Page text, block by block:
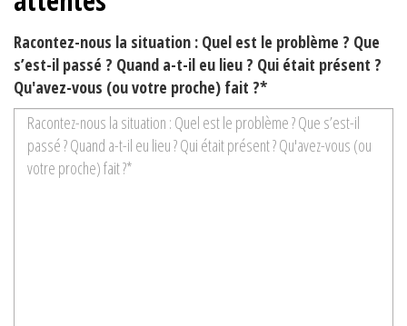
Racontez-nous la situation : Quel est le problème ? Que
s’est-il passé ? Quand a-t-il eu lieu ? Qui était présent ?
Qu'avez-vous (ou votre proche) fait ?*